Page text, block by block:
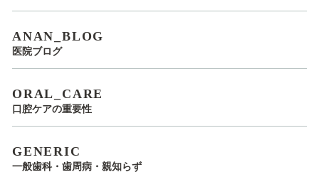
ANAN_BLOG
医院ブログ
ORAL_CARE
口腔ケアの重要性
GENERIC
一般歯科・歯周病・親知らず